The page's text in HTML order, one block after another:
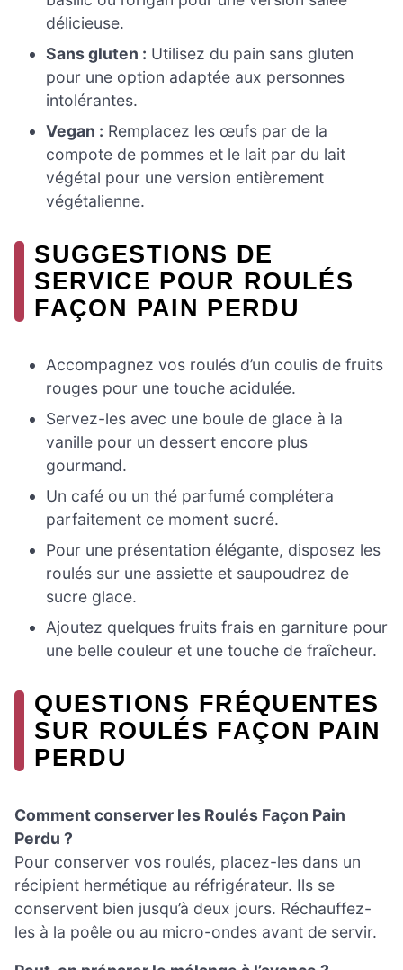
délicieuse.
Sans gluten : Utilisez du pain sans gluten
pour une option adaptée aux personnes
intolérantes.
Vegan : Remplacez les œufs par de la
compote de pommes et le lait par du lait
végétal pour une version entièrement
végétalienne.
SUGGESTIONS DE
SERVICE POUR ROULÉS
FAÇON PAIN PERDU
Accompagnez vos roulés d’un coulis de fruits
rouges pour une touche acidulée.
Servez-les avec une boule de glace à la
vanille pour un dessert encore plus
gourmand.
Un café ou un thé parfumé complétera
parfaitement ce moment sucré.
Pour une présentation élégante, disposez les
roulés sur une assiette et saupoudrez de
sucre glace.
Ajoutez quelques fruits frais en garniture pour
une belle couleur et une touche de fraîcheur.
QUESTIONS FRÉQUENTES
SUR ROULÉS FAÇON PAIN
PERDU
Comment conserver les Roulés Façon Pain
Perdu ?
Pour conserver vos roulés, placez-les dans un
récipient hermétique au réfrigérateur. Ils se
conservent bien jusqu’à deux jours. Réchauffez-
les à la poêle ou au micro-ondes avant de servir.